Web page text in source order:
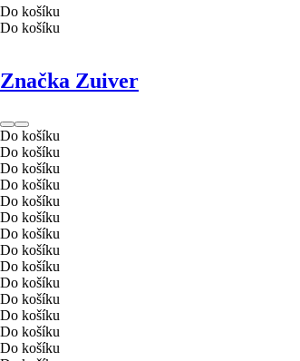
Do košíku
Do košíku
Značka Zuiver
Do košíku
Do košíku
Do košíku
Do košíku
Do košíku
Do košíku
Do košíku
Do košíku
Do košíku
Do košíku
Do košíku
Do košíku
Do košíku
Do košíku